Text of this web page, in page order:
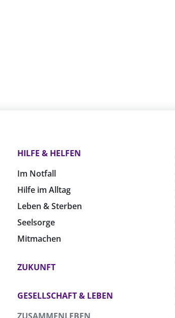
HILFE & HELFEN
Im Notfall
Hilfe im Alltag
Leben & Sterben
Seelsorge
Mitmachen
ZUKUNFT
GESELLSCHAFT & LEBEN